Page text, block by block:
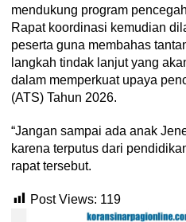
mendukung program
Rapat koordinasi kemudian
peserta guna membahas
langkah tindak lanjut yang
dalam memperkuat upaya
(ATS) Tahun 2026.
“Jangan sampai ada anak
karena terputus dari
rapat tersebut.
Post Views: 119
Akar
Ngalaksa